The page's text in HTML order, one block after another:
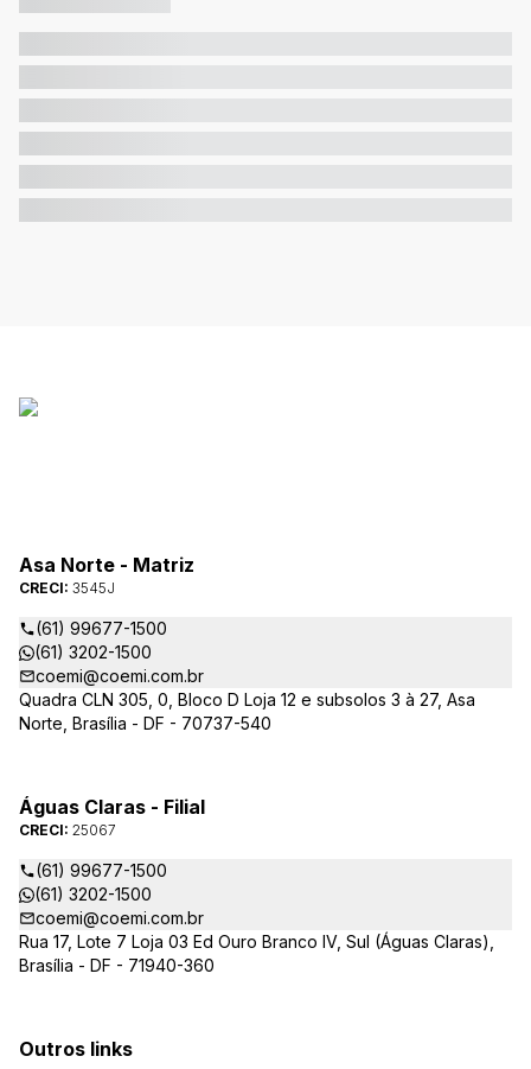
Asa Norte - Matriz
CRECI: 3545J
(61) 99677-1500
(61) 3202-1500
coemi@coemi.com.br
Quadra CLN 305, 0, Bloco D Loja 12 e subsolos 3 à 27, Asa
Norte, Brasília - DF - 70737-540
Águas Claras - Filial
CRECI: 25067
(61) 99677-1500
(61) 3202-1500
coemi@coemi.com.br
Rua 17, Lote 7 Loja 03 Ed Ouro Branco IV, Sul (Águas Claras),
Brasília - DF - 71940-360
Outros links